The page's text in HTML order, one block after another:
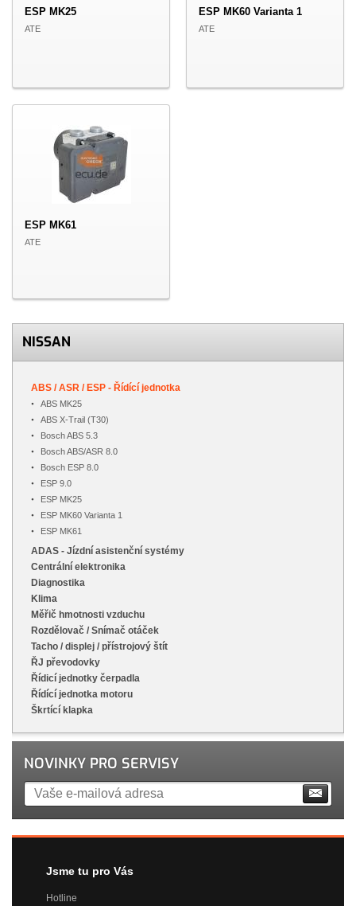
ESP MK25
ATE
ESP MK60 Varianta 1
ATE
ESP MK61
ATE
NISSAN
ABS / ASR / ESP - Řídící jednotka
ABS MK25
ABS X-Trail (T30)
Bosch ABS 5.3
Bosch ABS/ASR 8.0
Bosch ESP 8.0
ESP 9.0
ESP MK25
ESP MK60 Varianta 1
ESP MK61
ADAS - Jízdní asistenční systémy
Centrální elektronika
Diagnostika
Klima
Měřič hmotnosti vzduchu
Rozdělovač / Snímač otáček
Tacho / displej / přístrojový štít
ŘJ převodovky
Řídicí jednotky čerpadla
Řídící jednotka motoru
Škrtící klapka
NOVINKY PRO SERVISY
Jsme tu pro Vás
Hotline